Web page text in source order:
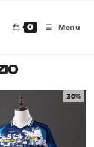
0 Menu
30%